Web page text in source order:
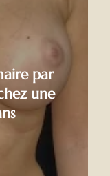
par
une